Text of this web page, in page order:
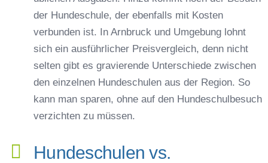
der Hundeschule, der ebenfalls mit Kosten
verbunden ist. In Arnbruck und Umgebung lohnt
sich ein ausführlicher Preisvergleich, denn nicht
selten gibt es gravierende Unterschiede zwischen
den einzelnen Hundeschulen aus der Region. So
kann man sparen, ohne auf den Hundeschulbesuch
verzichten zu müssen.
Hundeschulen vs.